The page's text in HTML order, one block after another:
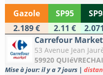
Gazole SP95
2.189 €
2.11 €
Carrefour Market
53 Avenue Jean
59920
Mise à jour: il y a 7 jours |